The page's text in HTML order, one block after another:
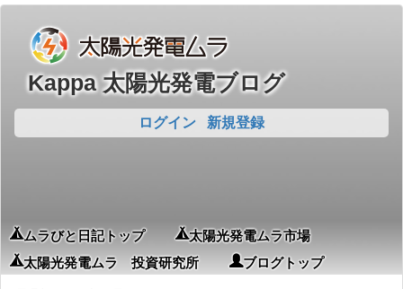
Kappa 太陽光発電ブログ
ログイン 新規登録
ムラびと日記トップ
太陽光発電ムラ市場
太陽光発電ムラ 投資研究所
ブログトップ